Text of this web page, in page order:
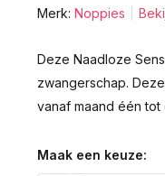
Merk: Noppies
Deze Naadloze
zwangerschap.
vanaf maand één tot
Maak een keuze: